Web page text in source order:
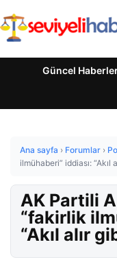
Güncel
Ana sayfa › Forumlar ›
ilmühaberi” iddiası: “Akıl
AK Partili
“fakirlik
“Akıl alır